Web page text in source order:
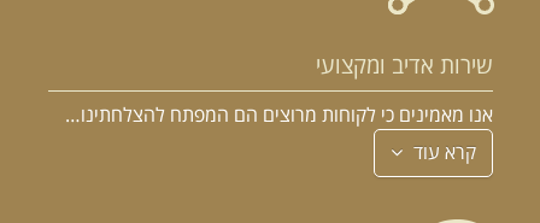
שירות אדיב ומקצועי
אנו מאמינים כי לקוחות מרוצים הם המפתח להצלחתינו…
קרא עוד